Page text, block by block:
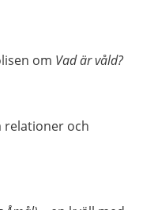
om Vad är våld?
relationer och